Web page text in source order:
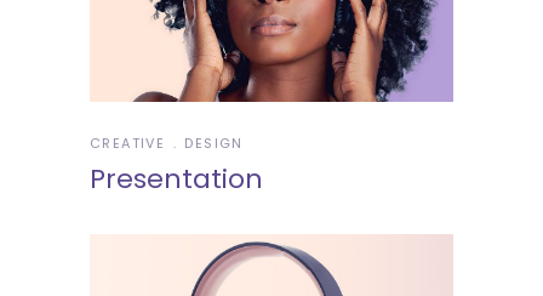
CREATIVE DESIGN
Presentation